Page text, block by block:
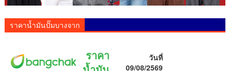
ราคาน้ำมันปั๊มบางจาก